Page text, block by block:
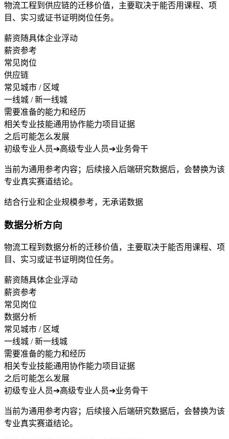
物流工程到供应链的迁移价值，主要取决于能否用课程、项
目、实习或证书证明岗位任务。
薪资随具体企业浮动
薪资参考
常见岗位
供应链
常见城市 / 区域
一线城 / 新一线城
需要准备的能力和经历
相关专业技能通用协作能力项目证据
之后可能怎么发展
初级专业人员➔高级专业人员➔业务骨干
当前为通用参考内容；后续接入后端研究数据后，会替换为该
专业真实赛道结论。
结合行业和企业规模参考，无承诺数据
数据分析方向
物流工程到数据分析的迁移价值，主要取决于能否用课程、项
目、实习或证书证明岗位任务。
薪资随具体企业浮动
薪资参考
常见岗位
数据分析
常见城市 / 区域
一线城 / 新一线城
需要准备的能力和经历
相关专业技能通用协作能力项目证据
之后可能怎么发展
初级专业人员➔高级专业人员➔业务骨干
当前为通用参考内容；后续接入后端研究数据后，会替换为该
专业真实赛道结论。